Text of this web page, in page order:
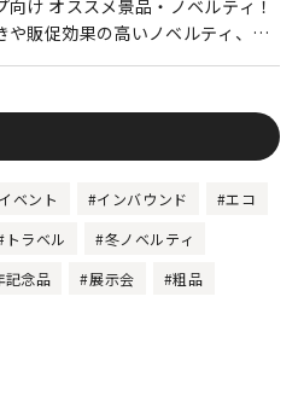
向け オススメ景品・ノベルティ！
や販促効果の高いノベルティ、粗
ベント #インバウンド
#エコ
トラベル
#冬ノベルティ
記念品 #展示会 #粗品